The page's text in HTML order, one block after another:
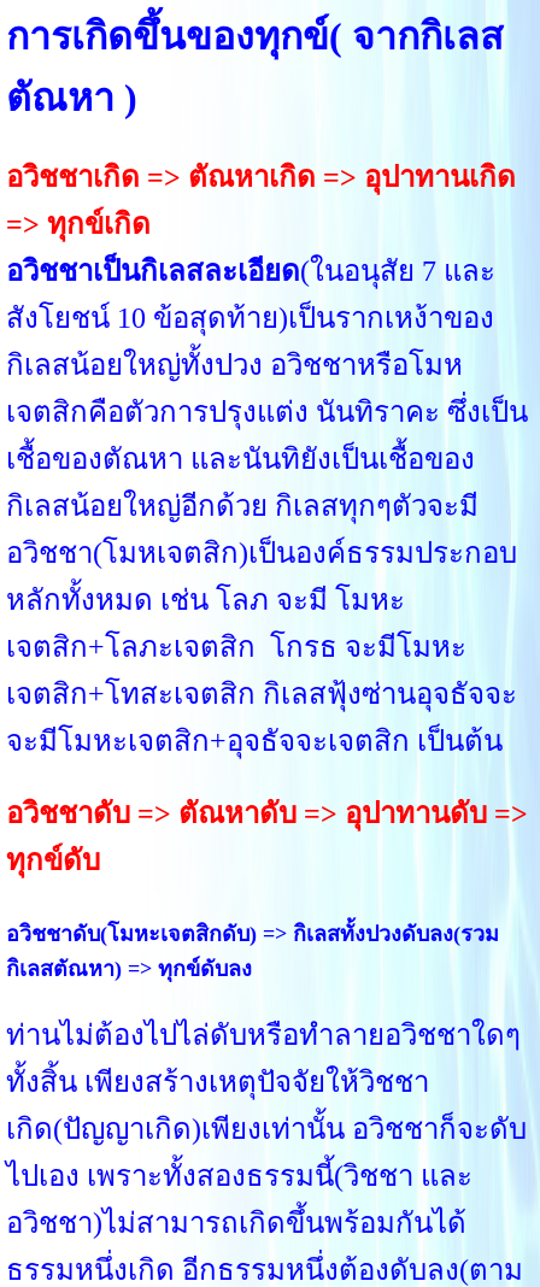
การเกิดขึ้นของทุกข์( จากกิเลส
ตัณหา )
อวิชชาเกิด => ตัณหาเกิด => อุปาทานเกิด
=> ทุกข์เกิด
อวิชชาเป็นกิเลสละเอียด(ในอนุสัย 7 และ
สังโยชน์ 10 ข้อสุดท้าย)เป็นรากเหง้าของ
กิเลสน้อยใหญ่ทั้งปวง อวิชชาหรือโมห
เจตสิกคือตัวการปรุงแต่ง นันทิราคะ ซึ่งเป็น
เชื้อของตัณหา และนันทิยังเป็นเชื้อของ
กิเลสน้อยใหญ่อีกด้วย กิเลสทุกๆตัวจะมี
อวิชชา(โมหเจตสิก)เป็นองค์ธรรมประกอบ
หลักทั้งหมด เช่น โลภ จะมี โมหะ
เจตสิก+โลภะเจตสิก โกรธ จะมีโมหะ
เจตสิก+โทสะเจตสิก กิเลสฟุ้งซ่านอุจธัจจะ
จะมีโมหะเจตสิก+อุจธัจจะเจตสิก เป็นต้น
อวิชชาดับ => ตัณหาดับ => อุปาทานดับ =>
ทุกข์ดับ
อวิชชาดับ(โมหะเจตสิกดับ) => กิเลสทั้งปวงดับลง(รวม
กิเลสตัณหา) => ทุกข์ดับลง
ท่านไม่ต้องไปไล่ดับหรือทำลายอวิชชาใดๆ
ทั้งสิ้น เพียงสร้างเหตุปัจจัยให้วิชชา
เกิด(ปัญญาเกิด)เพียงเท่านั้น อวิชชาก็จะดับ
ไปเอง เพราะทั้งสองธรรมนี้(วิชชา และ
อวิชชา)ไม่สามารถเกิดขึ้นพร้อมกันได้
ธรรมหนึ่งเกิด อีกธรรมหนึ่งต้องดับลง(ตาม